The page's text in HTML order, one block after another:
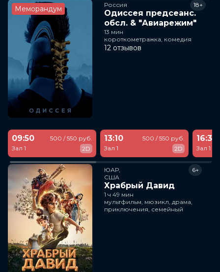
Меморандум Россия
Одиссея предсеанс.
обсл. & "Авиарежим"
18+
13 мин
короткометражка, комедия
12 отзывов
09:50
Зал 1
500 / 550 руб.
2D
13:10
Зал 1
500 / 550 руб.
2D
16:30
Зал 1
ЮАР,
США
Храбрый Давид
6+
1 ч 49 мин
мультфильм, мюзикл, драма,
приключения, семейный